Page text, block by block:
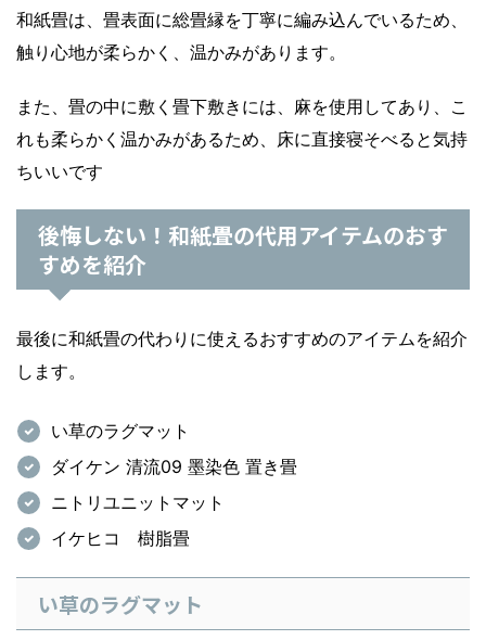
和紙畳は、畳表面に総畳縁を丁寧に編み込んでいるため、
触り心地が柔らかく、温かみがあります。
また、畳の中に敷く畳下敷きには、麻を使用してあり、こ
れも柔らかく温かみがあるため、床に直接寝そべると気持
ちいいです
後悔しない！和紙畳の代用アイテムのおす
すめを紹介
最後に和紙畳の代わりに使えるおすすめのアイテムを紹介
します。
い草のラグマット
ダイケン 清流09 墨染色 置き畳
ニトリユニットマット
イケヒコ 樹脂畳
い草のラグマット